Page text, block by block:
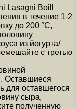
Lasagni Boill
в течение 1-2
до 200 °C,
из йогурта/
с третью
Оставшиеся
для оставшегося
сыра,
полученную